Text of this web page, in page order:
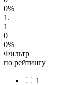
0%
1.
1
0
0%
Фильтр
по рейтингу
1